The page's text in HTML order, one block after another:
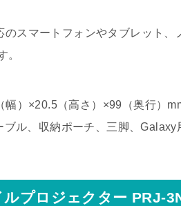
スマートフォンやタブレット
。
幅）×20.5（高さ）×99（奥行）
ル、収納ポーチ、三脚、Galaxy
プロジェクター PRJ-